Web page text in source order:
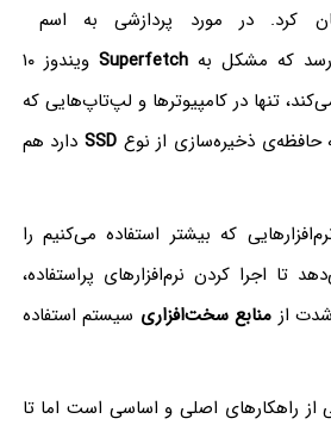
کرد. در مورد پردازشی به اسم
که مشکل بهSuperfetch
ویندوز ۱۰
تنها در کامپیوترها و لپ‌تاپ‌هایی که
SSD دارد هم
که بیشتر استفاده می‌کنیم را
تا اجرا کردن نرم‌افزارهای پراستفاده،
منابع سخت‌افزاری سیستم استفاده
ویندوز ۱۰ یکی از راهکارهای اصلی و اساسی است اما تا